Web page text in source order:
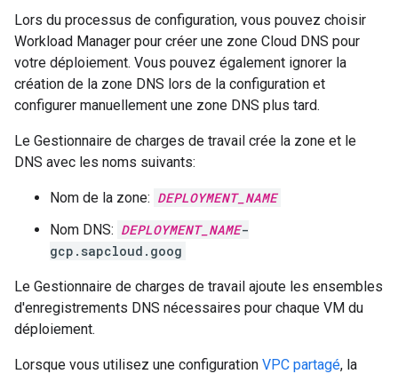
Lors du processus de configuration, vous pouvez choisir
Workload Manager pour créer une zone Cloud DNS pour
votre déploiement. Vous pouvez également ignorer la
création de la zone DNS lors de la configuration et
configurer manuellement une zone DNS plus tard.
Le Gestionnaire de charges de travail crée la zone et le
DNS avec les noms suivants:
Nom de la zone: DEPLOYMENT_NAME
Nom DNS: DEPLOYMENT_NAME-
gcp.sapcloud.goog
Le Gestionnaire de charges de travail ajoute les ensembles
d'enregistrements DNS nécessaires pour chaque VM du
déploiement.
Lorsque vous utilisez une configuration VPC partagé, la